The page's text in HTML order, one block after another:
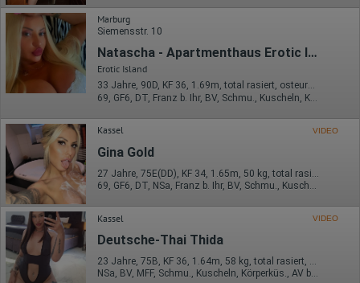
Marburg
Siemensstr. 10
Natascha - Apartmenthaus Erotic Island
Erotic Island
33 Jahre, 90D, KF 36, 1.69m, total rasiert, osteuropäisch
Kassel VIDEO
Gina Gold
69, GF6, DT, NSa, Franz b. Ihr, BV, Schmu., Kuscheln
Kassel VIDEO
Deutsche-Thai Thida
23 Jahre, 75B, KF 36, 1.64m, 58 kg, total rasiert, asiatisch
NSa, BV, MFF, Schmu., Kuscheln, Körperküs., AV b. Ihm, DSa